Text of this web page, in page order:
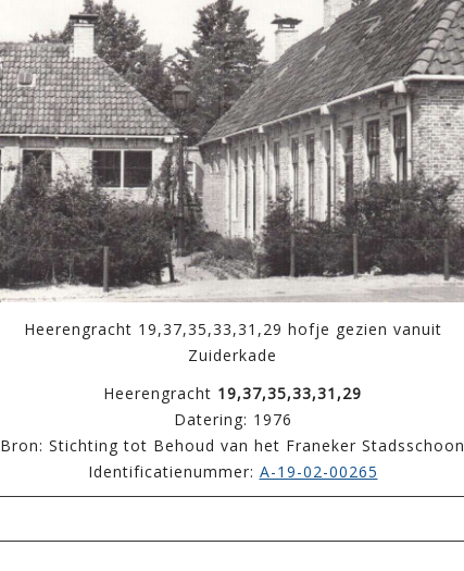
Heerengracht 19,37,35,33,31,29 hofje gezien vanuit
Zuiderkade
Heerengracht 19,37,35,33,31,29
Datering: 1976
Bron: Stichting tot Behoud van het Franeker Stadsschoon
Identificatienummer: A-19-02-00265